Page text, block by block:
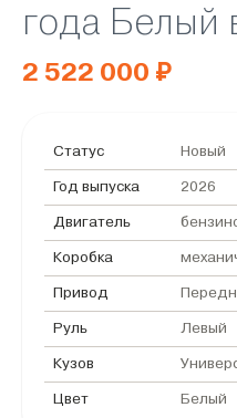
года Белый
2 522 000 ₽
Статус Новый
Год выпуска 2026
Двигатель
Коробка
Привод
Руль Левый
Кузов
Цвет Белый